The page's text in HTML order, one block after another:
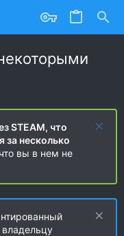
STEAM, что
за несколько
вы в нем не